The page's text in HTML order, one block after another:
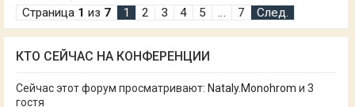
Страница 1 из 7 1 2 3 4 5 … 7 След.
КТО СЕЙЧАС НА КОНФЕРЕНЦИИ
Сейчас этот форум просматривают: Nataly.Monohrom и 3
гостя